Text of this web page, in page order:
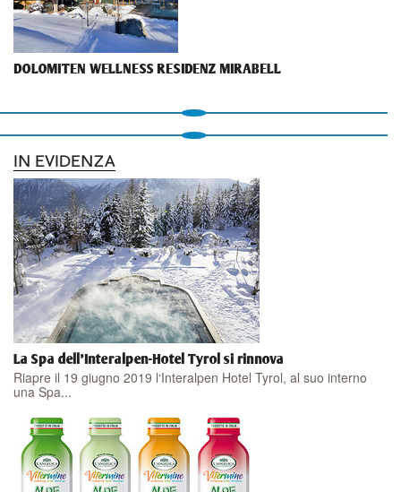
DOLOMITEN WELLNESS RESIDENZ MIRABELL
IN EVIDENZA
La Spa dell'Interalpen-Hotel Tyrol si rinnova
Riapre il 19 giugno 2019 l‘Interalpen Hotel Tyrol, al suo interno
una Spa...